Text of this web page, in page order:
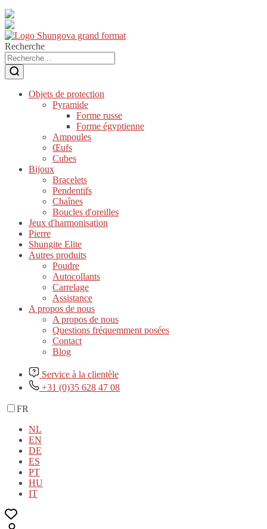
Recherche
Objets de protection
Pyramide
Forme russe
Forme égyptienne
Ampoules
Œufs
Cubes
Bijoux
Bracelets
Pendentifs
Chaînes
Boucles d'oreilles
Jeux d'harmonisation
Pierre
Shungite Elite
Autres produits
Poudre
Autocollants
Carrelage
Assistance
A propos de nous
A propos de nous
Questions fréquemment posées
Contact
Blog
Service à la clientèle
+31 (0)35 628 47 08
FR
NL
EN
DE
ES
PT
HU
IT